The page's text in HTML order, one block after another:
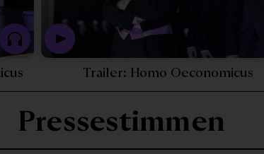
- 25558
Play Podcast - Audioeinführung:
Trailer: Homo Oeconomicus
Pressestimmen